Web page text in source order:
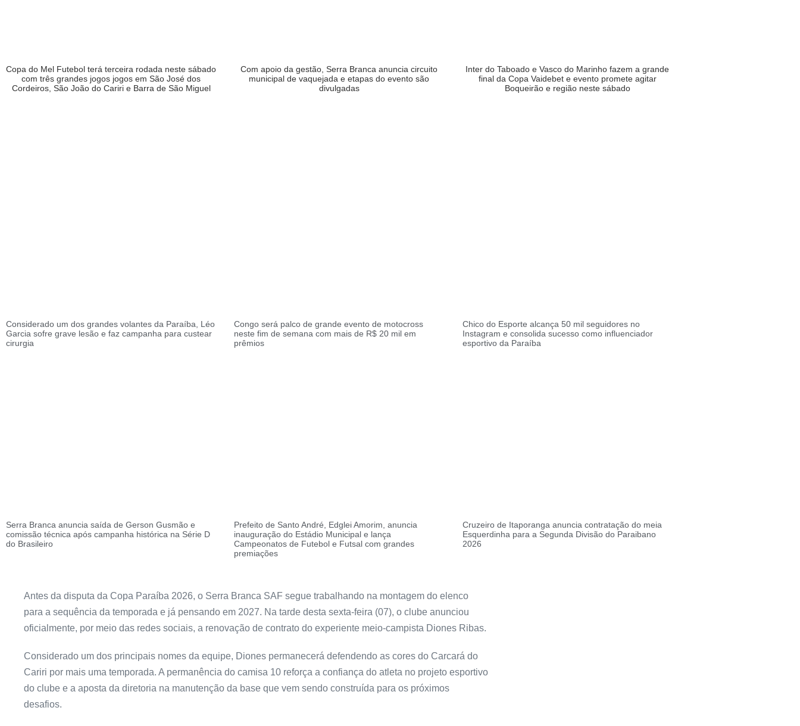
Copa do Mel Futebol terá terceira rodada neste sábado
com três grandes jogos jogos em São José dos
Cordeiros, São João do Cariri e Barra de São Miguel
Com apoio da gestão, Serra Branca anuncia circuito
municipal de vaquejada e etapas do evento são
divulgadas
Inter do Taboado e Vasco do Marinho fazem a grande
final da Copa Vaidebet e evento promete agitar
Boqueirão e região neste sábado
Considerado um dos grandes volantes da Paraíba, Léo
Garcia sofre grave lesão e faz campanha para custear
cirurgia
Congo será palco de grande evento de motocross
neste fim de semana com mais de R$ 20 mil em
prêmios
Chico do Esporte alcança 50 mil seguidores no
Instagram e consolida sucesso como influenciador
esportivo da Paraíba
Serra Branca anuncia saída de Gerson Gusmão e
comissão técnica após campanha histórica na Série D
do Brasileiro
Prefeito de Santo André, Edglei Amorim, anuncia
inauguração do Estádio Municipal e lança
Campeonatos de Futebol e Futsal com grandes
premiações
Cruzeiro de Itaporanga anuncia contratação do meia
Esquerdinha para a Segunda Divisão do Paraibano
2026
Antes da disputa da Copa Paraíba 2026, o Serra Branca SAF segue trabalhando na montagem do elenco
para a sequência da temporada e já pensando em 2027. Na tarde desta sexta-feira (07), o clube anunciou
oficialmente, por meio das redes sociais, a renovação de contrato do experiente meio-campista Diones Ribas.
Considerado um dos principais nomes da equipe, Diones permanecerá defendendo as cores do Carcará do
Cariri por mais uma temporada. A permanência do camisa 10 reforça a confiança do atleta no projeto esportivo
do clube e a aposta da diretoria na manutenção da base que vem sendo construída para os próximos
desafios.